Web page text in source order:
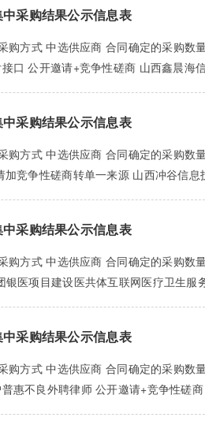
采购结果公示信息表
购方式 中选供应商 合同确定的采购
口 公开邀请+竞争性磋商 山西鑫晨
采购结果公示信息表
购方式 中选供应商 合同确定的采购
加竞争性磋商转单一来源 山西冲谷信
采购结果公示信息表
购方式 中选供应商 合同确定的采购数
银医项目建设医共体互联网医疗卫生
采购结果公示信息表
购方式 中选供应商 合同确定的采购
惠不良外聘律师 公开邀请+竞争性